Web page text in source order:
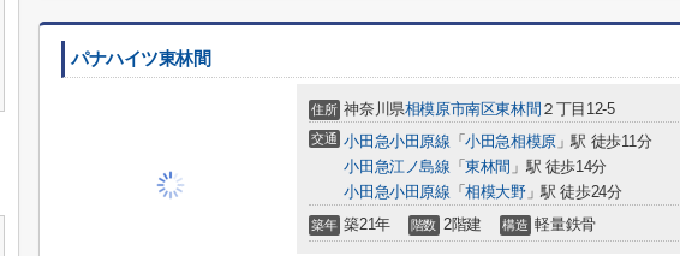
パナハイツ東林間
住所 神奈川県相模原市南区東林間 ２丁目12-5
交通 小田急小田原線 「小田急相模原」駅 徒歩11分
小田急江ノ島線 「東林間 」駅 徒歩14分
小田急小田原線 「相模大野」駅 徒歩24分
築年 築21年 階数 2階建 構造 軽量鉄骨